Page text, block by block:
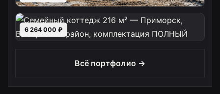
6 264 000 ₽
Всё портфолио →